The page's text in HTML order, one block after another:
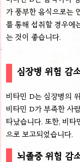
가 풍부한 음식으로는
를 통해 섭취할 경우에
는 것이 좋습니다.
심장병 위험 감
비타민 D는 심장병의
비타민 D가 부족한 사
타났습니다. 또한, 비타
으로 보고되었습니다.
뇌졸중 위험 감